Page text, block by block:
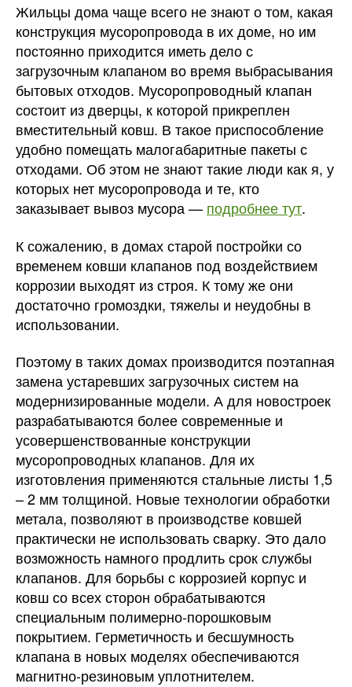
Жильцы дома чаще всего не знают о том, какая
конструкция мусоропровода в их доме, но им
постоянно приходится иметь дело с
загрузочным клапаном во время выбрасывания
бытовых отходов. Мусоропроводный клапан
состоит из дверцы, к которой прикреплен
вместительный ковш. В такое приспособление
удобно помещать малогабаритные пакеты с
отходами. Об этом не знают такие люди как я, у
которых нет мусоропровода и те, кто
заказывает вывоз мусора — подробнее тут.
К сожалению, в домах старой постройки со
временем ковши клапанов под воздействием
коррозии выходят из строя. К тому же они
достаточно громоздки, тяжелы и неудобны в
использовании.
Поэтому в таких домах производится поэтапная
замена устаревших загрузочных систем на
модернизированные модели. А для новостроек
разрабатываются более современные и
усовершенствованные конструкции
мусоропроводных клапанов. Для их
изготовления применяются стальные листы 1,5
– 2 мм толщиной. Новые технологии обработки
метала, позволяют в производстве ковшей
практически не использовать сварку. Это дало
возможность намного продлить срок службы
клапанов. Для борьбы с коррозией корпус и
ковш со всех сторон обрабатываются
специальным полимерно-порошковым
покрытием. Герметичность и бесшумность
клапана в новых моделях обеспечиваются
магнитно-резиновым уплотнителем.